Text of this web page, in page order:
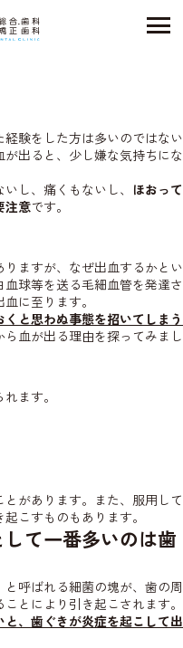
験をした方は多いのではない
出ると、少し嫌な気持ちにな
し、痛くもないし、 ほおって
注意です。
ますが、なぜ出血するかとい
球等を送る毛細血管を発達さ
に至ります。
くと思わぬ事態を招いてしまう
血が出る理由を探ってみまし
ます。
があります。また、服用して
こすものもあります。
て一番多いのは歯
呼ばれる細菌の塊が、歯の周
とにより引き起こされます。
、歯ぐきが炎症を起こして出